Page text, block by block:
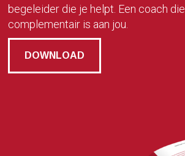
begeleider die je helpt. Een coach die
complementair is aan jou.
DOWNLOAD